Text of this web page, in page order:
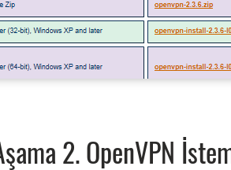
2. OpenVPN